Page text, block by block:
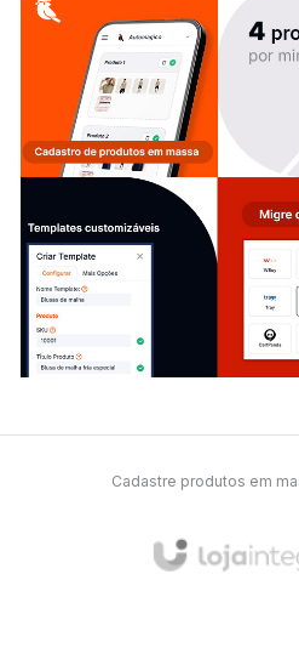
Cadastre produtos em